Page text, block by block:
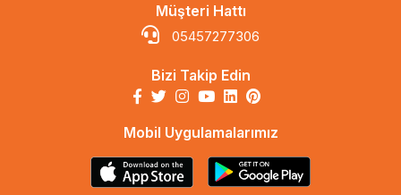
Müşteri Hattı
05457277306
Bizi Takip Edin
Mobil Uygulamalarımız